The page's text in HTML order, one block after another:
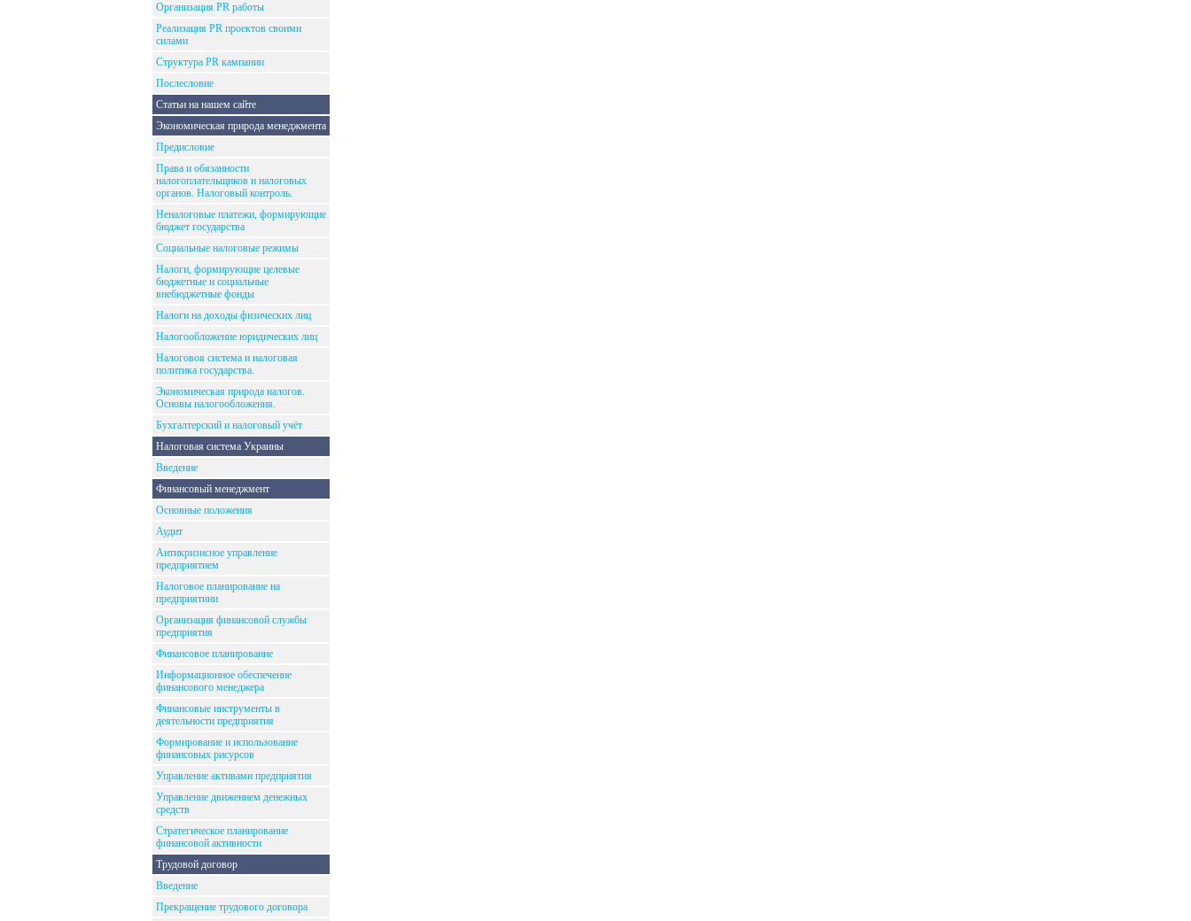
Организация PR работы
Реализация PR проектов своими
силами
Структура PR кампании
Послесловие
Статьи на нашем сайте
Экономическая природа менеджмента
Предисловие
Права и обязанности
налогоплательщиков и налоговых
органов. Налоговый контроль.
Неналоговые платежи, формирующие
бюджет государства
Социальные налоговые режимы
Налоги, формирующие целевые
бюджетные и социальные
внебюджетные фонды
Налоги на доходы физических лиц
Налогообложение юридических лиц
Налоговоя система и налоговая
политика государства.
Экономическая природа налогов.
Основы налогообложения.
Бухгалтерский и налоговый учёт
Налоговая система Украины
Введение
Финансовый менеджмент
Основные положения
Аудит
Антикризисное управление
предприятием
Налоговое планирование на
предприятиии
Организация финансовой службы
предприятия
Финансовое планирование
Информационное обеспечение
финансового менеджера
Финансовые инструменты в
деятельности предприятия
Формирование и использование
финансовых рисурсов
Управление активами предприятия
Управление движением денежных
средств
Стратегическое планирование
финансовой активности
Трудовой договор
Введение
Прекращение трудового договора